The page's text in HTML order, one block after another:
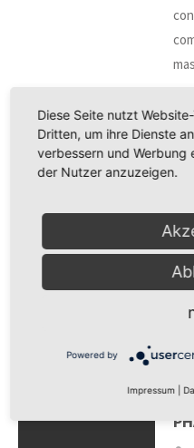
15. Jun 2015
Diese Seite nutzt
Dritten, um ihre Dienste
verbessern und Werbung
der Nutzer anzuzeigen.
Powered by
Impressum